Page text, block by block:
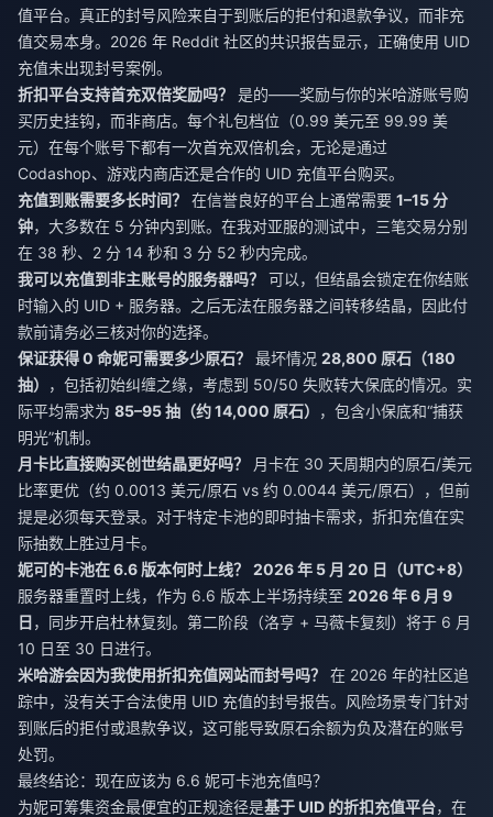
值平台。真正的封号风险来自于到账后的拒付和退款争议，而非充
值交易本身。2026 年 Reddit 社区的共识报告显示，正确使用 UID
充值未出现封号案例。
折扣平台支持首充双倍奖励吗？
是的——奖励与你的米哈游账号购
买历史挂钩，而非商店。每个礼包档位（0.99 美元至 99.99 美
元）在每个账号下都有一次首充双倍机会，无论是通过
Codashop、游戏内商店还是合作的 UID 充值平台购买。
充值到账需要多长时间？
在信誉良好的平台上通常需要 1–15 分
钟，大多数在 5 分钟内到账。在我对亚服的测试中，三笔交易分别
在 38 秒、2 分 14 秒和 3 分 52 秒内完成。
我可以充值到非主账号的服务器吗？
可以，但结晶会锁定在你结账
时输入的 UID + 服务器。之后无法在服务器之间转移结晶，因此付
款前请务必三核对你的选择。
保证获得 0 命妮可需要多少原石？
最坏情况 28,800 原石（180
抽）
，包括初始纠缠之缘，考虑到 50/50 失败转大保底的情况。实
际平均需求为 85–95 抽（约 14,000 原石）
，包含小保底和“捕获
明光”机制。
月卡比直接购买创世结晶更好吗？
月卡在 30 天周期内的原石/美元
比率更优（约 0.0013 美元/原石 vs 约 0.0044 美元/原石），但前
提是必须每天登录。对于特定卡池的即时抽卡需求，折扣充值在实
际抽数上胜过月卡。
妮可的卡池在 6.6 版本何时上线？
2026 年 5 月 20 日（UTC+8）
服务器重置时上线，作为 6.6 版本上半场持续至 2026 年 6 月 9
日 ，同步开启杜林复刻。第二阶段（洛亨 + 马薇卡复刻）将于 6 月
10 日至 30 日进行。
米哈游会因为我使用折扣充值网站而封号吗？
在 2026 年的社区追
踪中，没有关于合法使用 UID 充值的封号报告。风险场景专门针对
到账后的拒付或退款争议，这可能导致原石余额为负及潜在的账号
处罚。
最终结论：现在应该为 6.6 妮可卡池充值吗？
为妮可筹集资金最便宜的正规途径是基于 UID 的折扣充值平台，在